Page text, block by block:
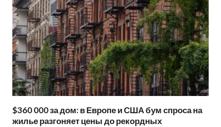
$360 000 за дом: в Европе и США бум спроса на
жилье разгоняет цены до рекордных